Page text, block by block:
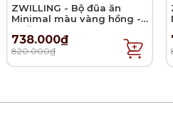
ZWILLING - Bộ đũa ăn
Minimal màu vàng hồng -
4 cặp
738.000₫
820.000₫